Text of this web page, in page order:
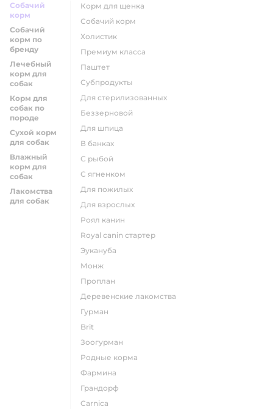
Собачий
корм
Собачий
корм по
бренду
Лечебный
корм для
собак
Корм для
собак по
породе
Сухой корм
для собак
Влажный
корм для
собак
Лакомства
для собак
корм для щенка
собачий корм
холистик
премиум класса
паштет
субпродукты
для стерилизованных
беззерновой
для шпица
в банках
с рыбой
с ягненком
для пожилых
для взрослых
роял канин
Royal canin стартер
эукануба
монж
проплан
деревенские лакомства
гурман
brit
зоогурман
родные корма
фармина
грандорф
carnica